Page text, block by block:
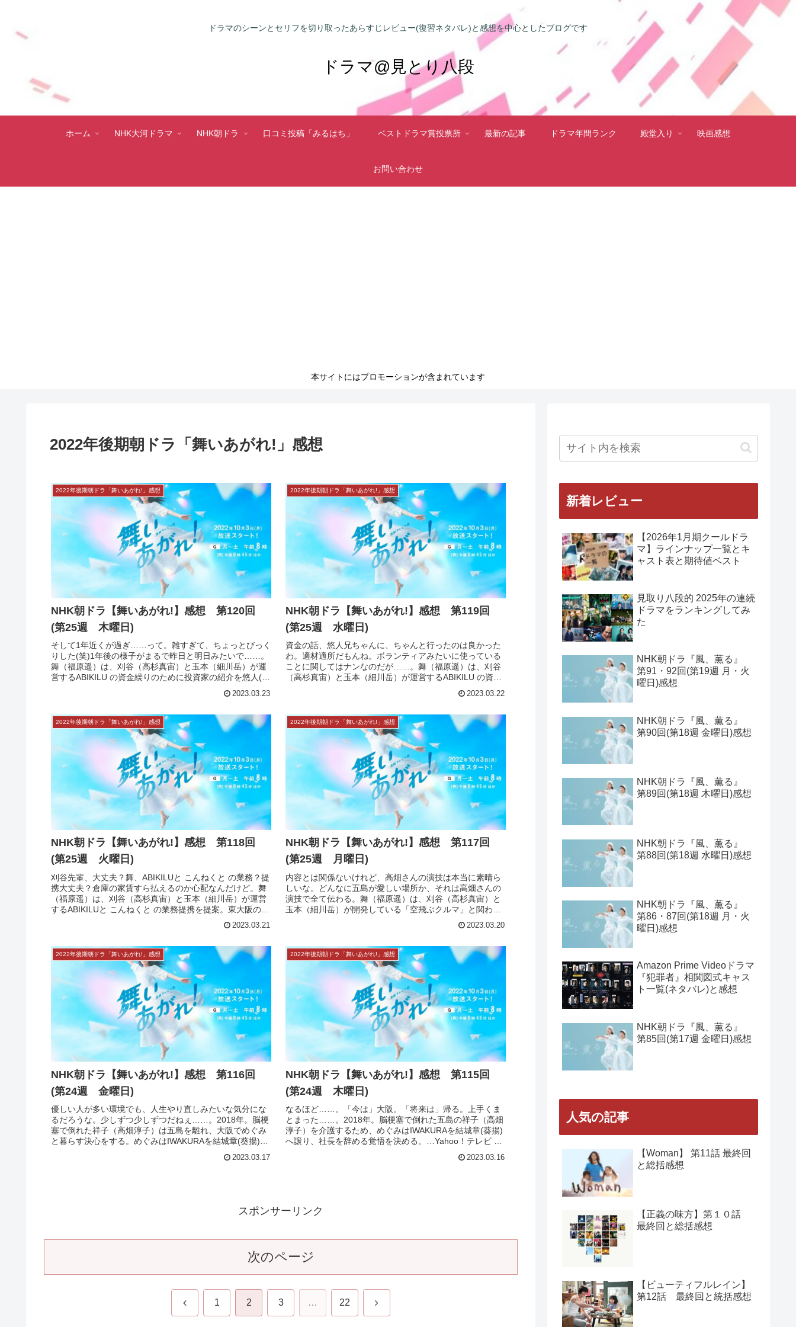
ドラマのシーンとセリフを切り取ったあらすじレビュー(復習ネタバレ)と感想を中心としたブログです
ドラマ@見とり八段
ホーム NHK大河ドラマ NHK朝ドラ 口コミ投稿「みるはち」 ベストドラマ賞投票所 最新の記事 ドラマ年間ランク 殿堂入り 映画感想
お問い合わせ
本サイトにはプロモーションが含まれています
2022年後期朝ドラ「舞いあがれ!」感想
2022年後期朝ドラ「舞いあがれ!」感想
NHK朝ドラ【舞いあがれ!】感想 第120回
(第25週 木曜日)
そして1年近くが過ぎ……って。雑すぎて、ちょっとびっく
りした(笑)1年後の様子がまるで昨日と明日みたいで……。
舞（福原遥）は、刈谷（高杉真宙）と玉本（細川岳）が運
営するABIKILU の資金繰りのために投資家の紹介を悠人(横
2023.03.23
2022年後期朝ドラ「舞いあがれ!」感想
NHK朝ドラ【舞いあがれ!】感想 第119回
(第25週 水曜日)
資金の話、悠人兄ちゃんに、ちゃんと行ったのは良かった
わ。適材適所だもんね。ボランティアみたいに使っている
ことに関してはナンなのだが……。舞（福原遥）は、刈谷
（高杉真宙）と玉本（細川岳）が運営するABIKILU の資金
2023.03.22
2022年後期朝ドラ「舞いあがれ!」感想
NHK朝ドラ【舞いあがれ!】感想 第118回
(第25週 火曜日)
刈谷先輩、大丈夫？舞、ABIKILUと こんねくと の業務？提
携大丈夫？倉庫の家賃すら払えるのか心配なんだけど。舞
（福原遥）は、刈谷（高杉真宙）と玉本（細川岳）が運営
するABIKILUと こんねくと の業務提携を提案。東大阪の町
2023.03.21
2022年後期朝ドラ「舞いあがれ!」感想
NHK朝ドラ【舞いあがれ!】感想 第117回
(第25週 月曜日)
内容とは関係ないけれど、高畑さんの演技は本当に素晴ら
しいな。どんなに五島が愛しい場所か、それは高畑さんの
演技で全て伝わる。舞（福原遥）は、刈谷（高杉真宙）と
玉本（細川岳）が開発している「空飛ぶクルマ」と関わっ
2023.03.20
2022年後期朝ドラ「舞いあがれ!」感想
NHK朝ドラ【舞いあがれ!】感想 第116回
(第24週 金曜日)
優しい人が多い環境でも、人生やり直しみたいな気分にな
るだろうな。少しずつ少しずつだねぇ……。2018年。脳梗
塞で倒れた祥子（高畑淳子）は五島を離れ、大阪でめぐみ
と暮らす決心をする。めぐみはIWAKURAを結城章(葵揚)へ
2023.03.17
2022年後期朝ドラ「舞いあがれ!」感想
NHK朝ドラ【舞いあがれ!】感想 第115回
(第24週 木曜日)
なるほど……。「今は」大阪。「将来は」帰る。上手くま
とまった……。2018年。脳梗塞で倒れた五島の祥子（高畑
淳子）を介護するため、めぐみはIWAKURAを結城章(葵揚)
へ譲り、社長を辞める覚悟を決める。…Yahoo！テレビ よ
2023.03.16
スポンサーリンク
次のページ
前 1 2 3 … 22 次
新着レビュー
【2026年1月期クールドラ
マ】ラインナップ一覧とキ
ャスト表と期待値ベスト
見取り八段的 2025年の連続
ドラマをランキングしてみ
た
NHK朝ドラ『風、薫る』
第91・92回(第19週 月・火
曜日)感想
NHK朝ドラ『風、薫る』
第90回(第18週 金曜日)感想
NHK朝ドラ『風、薫る』
第89回(第18週 木曜日)感想
NHK朝ドラ『風、薫る』
第88回(第18週 水曜日)感想
NHK朝ドラ『風、薫る』
第86・87回(第18週 月・火
曜日)感想
Amazon Prime Videoドラマ
『犯罪者』相関図式キャス
ト一覧(ネタバレ)と感想
NHK朝ドラ『風、薫る』
第85回(第17週 金曜日)感想
人気の記事
【Woman】 第11話 最終回
と総括感想
【正義の味方】第１０話
最終回と総括感想
【ビューティフルレイン】
第12話 最終回と統括感想